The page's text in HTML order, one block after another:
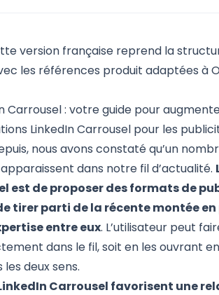
version française reprend la
les références produit adaptées à
Carrousel : votre guide pour
LinkedIn Carrousel pour les
nous avons constaté qu’un
dans notre fil d’actualité.
est de proposer des formats de
tirer parti de la récente montée
entre eux. L’utilisateur peut
dans le fil, soit en les ouvrant
deux sens.
Carrousel favorisent une